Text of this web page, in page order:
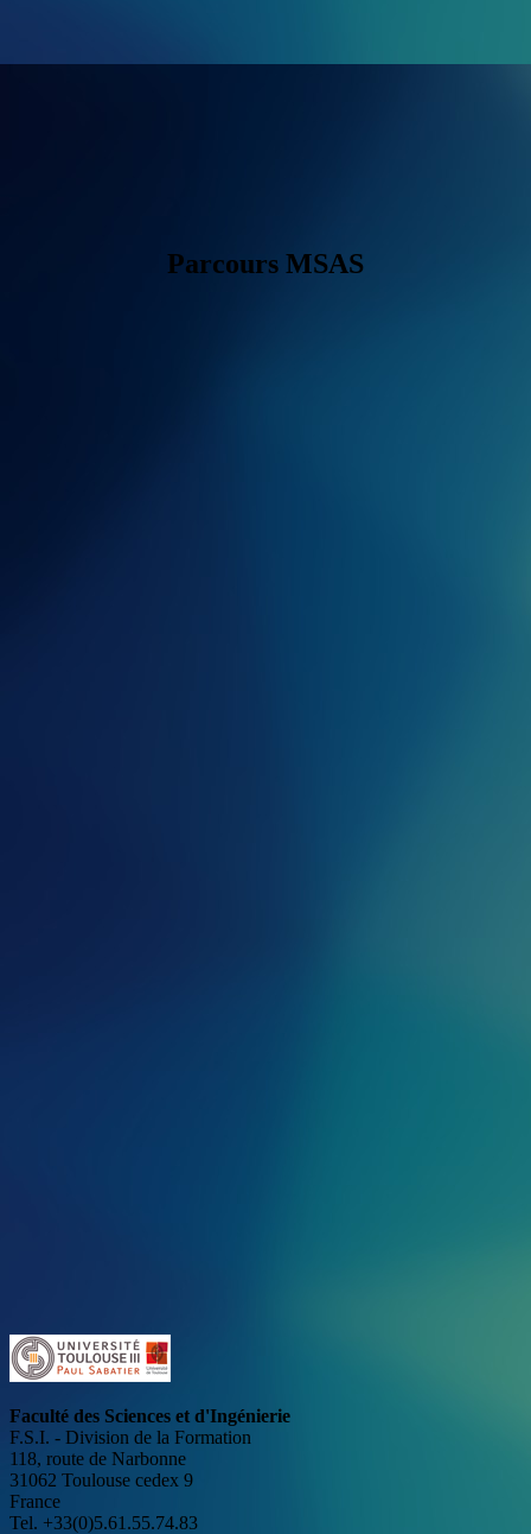
Parcours MSAS
Faculté des Sciences et d'Ingénierie
F.S.I. - Division de la Formation
118, route de Narbonne
31062 Toulouse cedex 9
France
Tel. +33(0)5.61.55.74.83